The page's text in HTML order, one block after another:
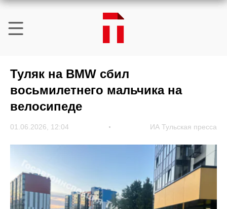
Туляк на BMW сбил
восьмилетнего мальчика на
велосипеде
01.06.2026, 12:04 ИА Тульская пресса